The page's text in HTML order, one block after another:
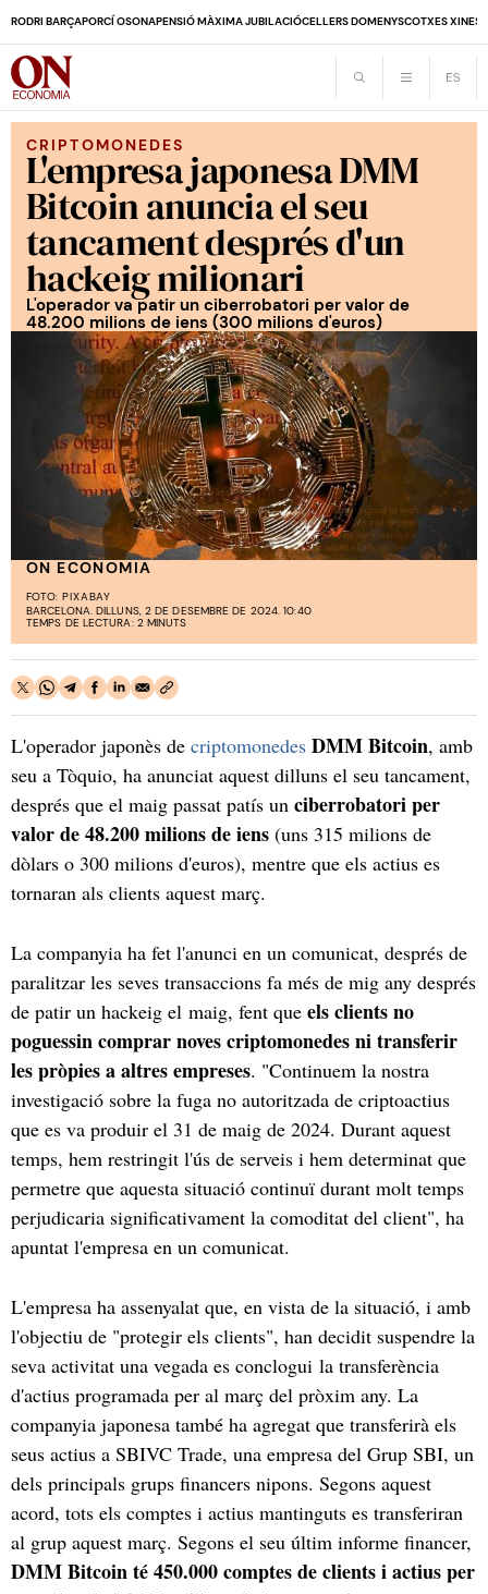
RODRI BARÇAPORCÍ OSONAPENSIÓ MÀXIMA JUBILACIÓCELLERS DOMENYSCOTXES
CRIPTOMONEDES
L'empresa japonesa DMM
Bitcoin anuncia el seu
tancament després d'un
hackeig milionari
L'operador va patir un ciberrobatori per valor de
48.200 milions de iens (300 milions d'euros)
ON ECONOMIA
FOTO: PIXABAY
BARCELONA. DILLUNS, 2 DE DESEMBRE DE 2024. 10:40
TEMPS DE LECTURA: 2 MINUTS
L'operador japonès de criptomonedes DMM Bitcoin, amb
seu a Tòquio, ha anunciat aquest dilluns el seu tancament,
després que el maig passat patís un ciberrobatori per
valor de 48.200 milions de iens (uns 315 milions de
dòlars o 300 milions d'euros), mentre que els actius es
tornaran als clients aquest març.
La companyia ha fet l'anunci en un comunicat, després de
paralitzar les seves transaccions fa més de mig any després
de patir un hackeig el maig, fent que els clients no
poguessin comprar noves criptomonedes ni transferir
les pròpies a altres empreses. "Continuem la nostra
investigació sobre la fuga no autoritzada de criptoactius
que es va produir el 31 de maig de 2024. Durant aquest
temps, hem restringit l'ús de serveis i hem determinat que
permetre que aquesta situació continuï durant molt temps
perjudicaria significativament la comoditat del client", ha
apuntat l'empresa en un comunicat.
L'empresa ha assenyalat que, en vista de la situació, i amb
l'objectiu de "protegir els clients", han decidit suspendre la
seva activitat una vegada es conclogui la transferència
d'actius programada per al març del pròxim any. La
companyia japonesa també ha agregat que transferirà els
seus actius a SBIVC Trade, una empresa del Grup SBI, un
dels principals grups financers nipons. Segons aquest
acord, tots els comptes i actius mantinguts es transferiran
al grup aquest març. Segons el seu últim informe financer,
DMM Bitcoin té 450.000 comptes de clients i actius per